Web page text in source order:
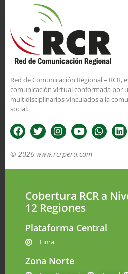
Red de Comunicación Regional – RCR,
comunicación virtual conformada por
multidisciplinarios vinculados a la
social.
© 2026 www.rcrperu.com
Cobertura RCR a
12 Regiones
Plataforma Central
Lima
Zona Norte